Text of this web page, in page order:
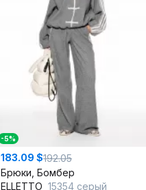
-5%
183.09 $192.05
Брюки, Бомбер
ELLETTO 15354 серый